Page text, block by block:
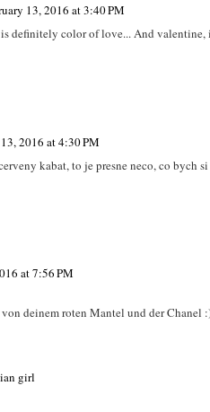
13, 2016 at 3:40 PM
definitely color of love... And valentine,
2016 at 4:30 PM
kabat, to je presne neco, co bych
at 7:56 PM
deinem roten Mantel und der Chanel
girl